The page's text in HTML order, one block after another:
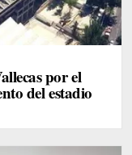
por el
del estadio